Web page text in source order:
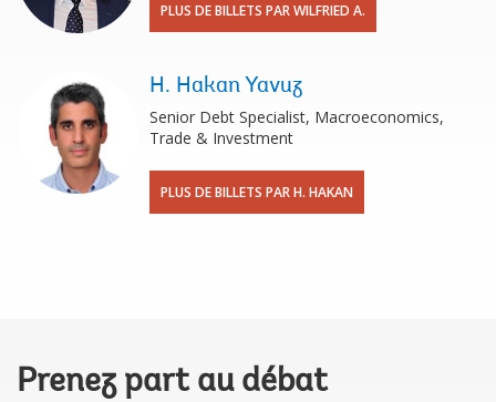
PLUS DE BILLETS PAR WILFRIED A.
H. Hakan Yavuz
Senior Debt Specialist, Macroeconomics,
Trade & Investment
PLUS DE BILLETS PAR H. HAKAN
Prenez part au débat